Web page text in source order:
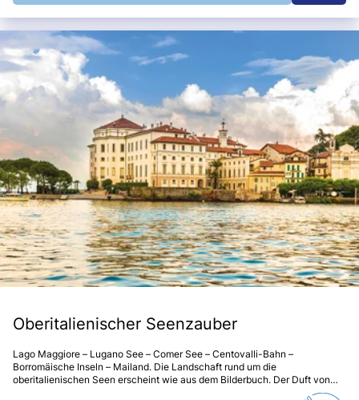
Oberitalienischer Seenzauber
Lago Maggiore – Lugano See – Comer See – Centovalli-Bahn –
Borromäische Inseln – Mailand. Die Landschaft rund um die
oberitalienischen Seen erscheint wie aus dem Bilderbuch. Der Duft von
Magnolien und Palmen, das Panorama, das milde, sonnige Klima sind